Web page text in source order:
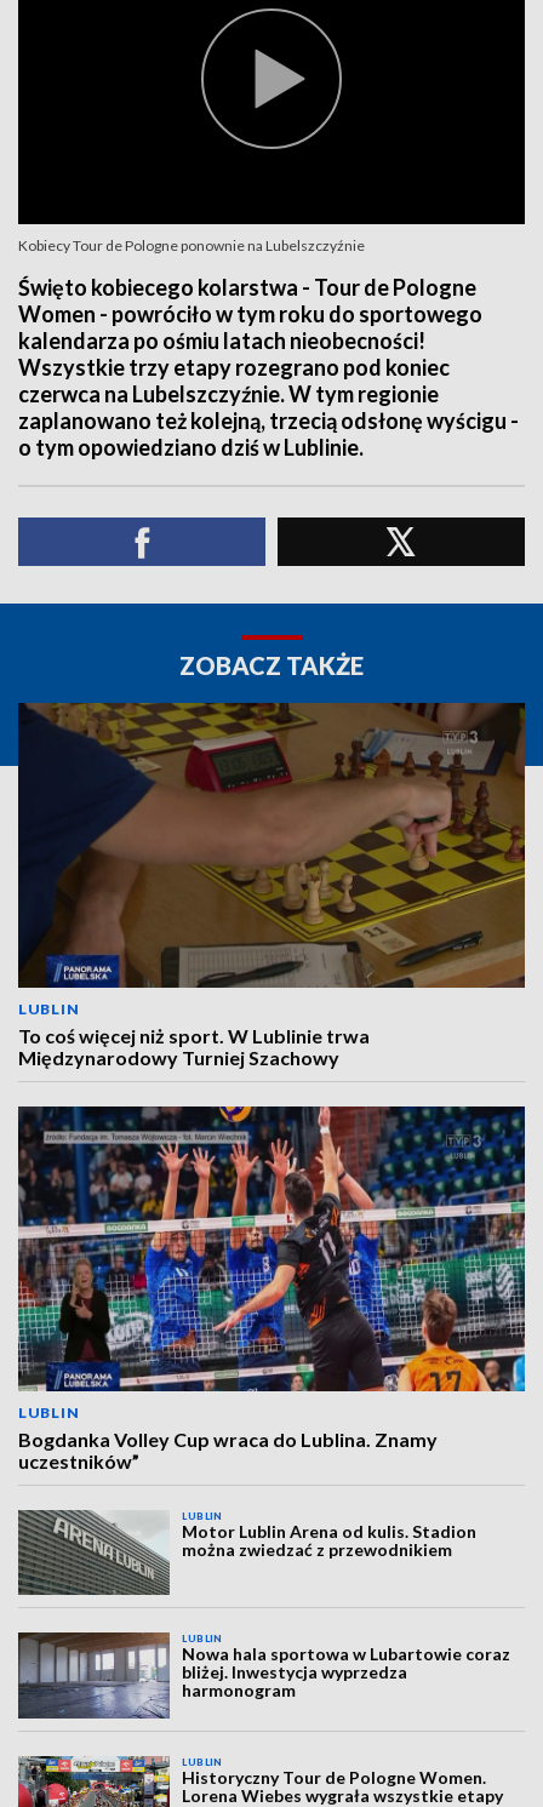
Kobiecy Tour de Pologne ponownie na Lubelszczyźnie
Święto kobiecego kolarstwa - Tour de Pologne
Women - powróciło w tym roku do sportowego
kalendarza po ośmiu latach nieobecności!
Wszystkie trzy etapy rozegrano pod koniec
czerwca na Lubelszczyźnie. W tym regionie
zaplanowano też kolejną, trzecią odsłonę wyścigu -
o tym opowiedziano dziś w Lublinie.
ZOBACZ TAKŻE
LUBLIN
To coś więcej niż sport. W Lublinie trwa
Międzynarodowy Turniej Szachowy
LUBLIN
Bogdanka Volley Cup wraca do Lublina. Znamy
uczestników”
LUBLIN
Motor Lublin Arena od kulis. Stadion
można zwiedzać z przewodnikiem
LUBLIN
Nowa hala sportowa w Lubartowie coraz
bliżej. Inwestycja wyprzedza
harmonogram
LUBLIN
Historyczny Tour de Pologne Women.
Lorena Wiebes wygrała wszystkie etapy